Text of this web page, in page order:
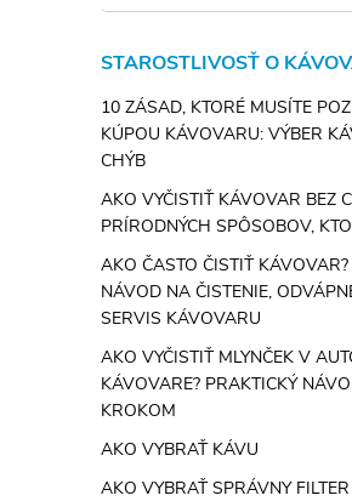
STAROSTLIVOSŤ O
10 ZÁSAD, KTORÉ MUSÍTE
KÚPOU KÁVOVARU: VÝBER
CHÝB
AKO VYČISTIŤ KÁVOVAR BEZ
PRÍRODNÝCH SPÔSOBOV,
AKO ČASTO ČISTIŤ
NÁVOD NA ČISTENIE,
SERVIS KÁVOVARU
AKO VYČISTIŤ MLYNČEK V
KÁVOVARE? PRAKTICKÝ
KROKOM
AKO VYBRAŤ KÁVU
AKO VYBRAŤ SPRÁVNY